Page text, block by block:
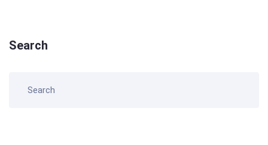
Search